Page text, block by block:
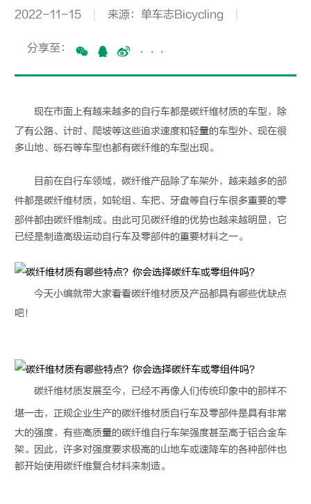
2022-11-15 来源：单车志Bicycling
分享至： ···
现在市面上有越来越多的自行车都是碳纤维材质的车型，除
了有公路、计时、爬坡等这些追求速度和轻量的车型外、现在很
多山地、砾石等车型也都有碳纤维的车型出现。
目前在自行车领域，碳纤维产品除了车架外，越来越多的部
件都是碳纤维材质，如轮组、车把、牙盘等自行车很多重要的零
部件都由碳纤维制成。由此可见碳纤维的优势也越来越明显，它
已经是制造高级运动自行车及零部件的重要材料之一。
今天小编就带大家看看碳纤维材质及产品都具有哪些优缺点
吧！
碳纤维材质发展至今，已经不再像人们传统印象中的那样不
堪一击，正规企业生产的碳纤维材质自行车及零部件是具有非常
大的强度，有些高质量的碳纤维自行车架强度甚至高于铝合金车
架。因此，许多对强度要求极高的山地车或速降车的各种部件也
都开始使用碳纤维复合材料来制造。